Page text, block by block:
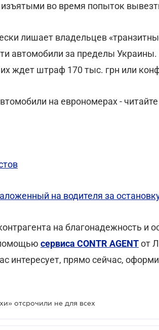
во время попыток
лишает владельцев
автомобили за пределы
ждет штраф 170 тыс. грн или
на еврономерах - читайте
на водителя за
на благонадежность и
сервиса CONTR AGENTот
интересует, прямо сейчас,
отсрочили не для всех